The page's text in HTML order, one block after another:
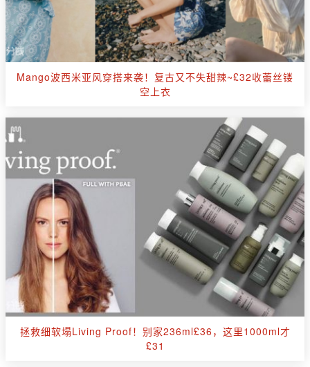
Mango波西米亚风穿搭来袭！复古又不失甜辣~£32收蕾丝镂
空上衣
拯救细软塌Living Proof！别家236ml£36，这里1000ml才
£31